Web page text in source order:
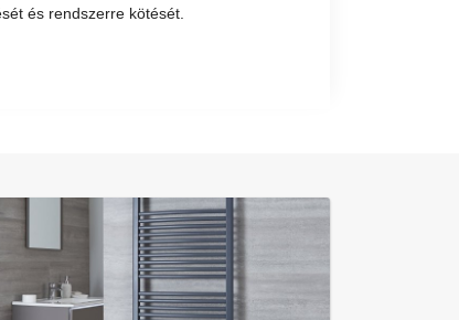
és rendszerre kötését.